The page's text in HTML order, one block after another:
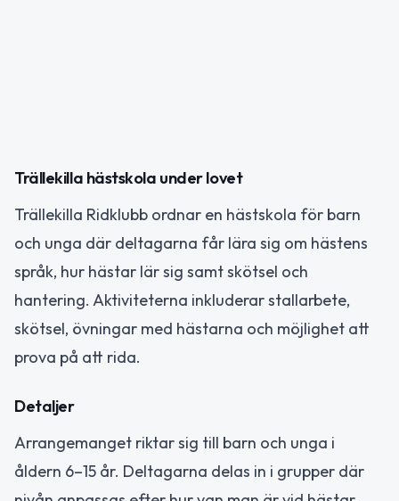
Trällekilla hästskola under lovet
Trällekilla Ridklubb ordnar en hästskola för barn
och unga där deltagarna får lära sig om hästens
språk, hur hästar lär sig samt skötsel och
hantering. Aktiviteterna inkluderar stallarbete,
skötsel, övningar med hästarna och möjlighet att
prova på att rida.
Detaljer
Arrangemanget riktar sig till barn och unga i
åldern 6–15 år. Deltagarna delas in i grupper där